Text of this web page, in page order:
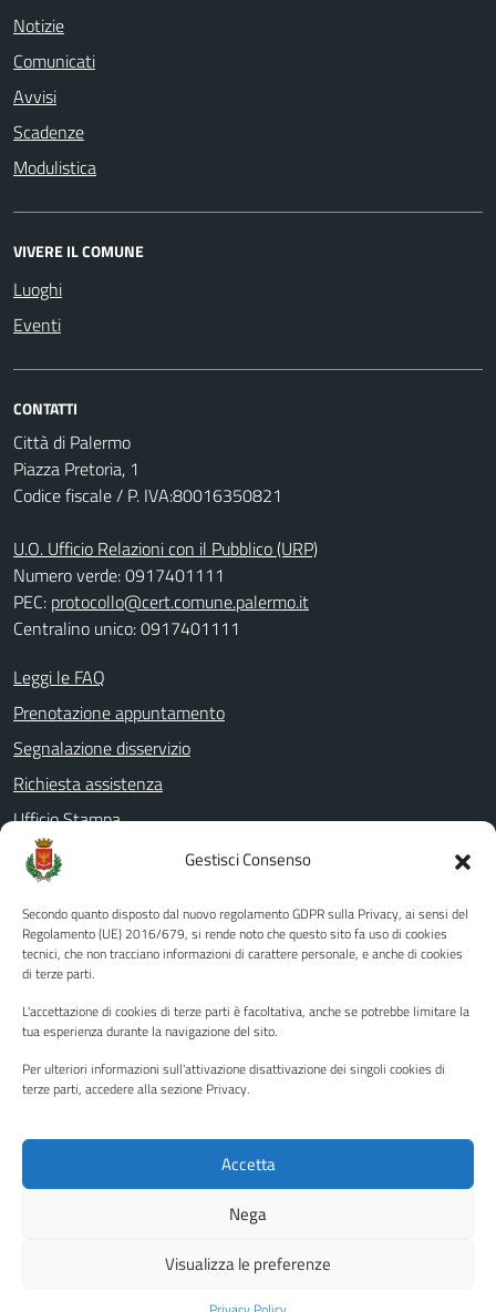
Gestisci Consenso
Secondo quanto disposto dal nuovo regolamento GDPR sulla Privacy, ai sensi del
Regolamento (UE) 2016/679, si rende noto che questo sito fa uso di cookies
tecnici, che non tracciano informazioni di carattere personale, e anche di cookies
di terze parti.
L'accettazione di cookies di terze parti è facoltativa, anche se potrebbe limitare la
tua esperienza durante la navigazione del sito.
Per ulteriori informazioni sull'attivazione disattivazione dei singoli cookies di
terze parti, accedere alla sezione Privacy.
Accetta
Nega
Visualizza le preferenze
Notizie
Comunicati
Avvisi
Scadenze
Modulistica
VIVERE IL COMUNE
Luoghi
Eventi
CONTATTI
Città di Palermo
Piazza Pretoria, 1
Codice fiscale / P. IVA:80016350821
U.O. Ufficio Relazioni con il Pubblico (URP)
Numero verde: 0917401111
PEC: protocollo@cert.comune.palermo.it
Centralino unico: 0917401111
Leggi le FAQ
Prenotazione appuntamento
Segnalazione disservizio
Richiesta assistenza
Ufficio Stampa
Amministrazione Trasparente
Albo pretorio
Informativa privacy
Note legali
Piano di miglioramento del sito
Instagram